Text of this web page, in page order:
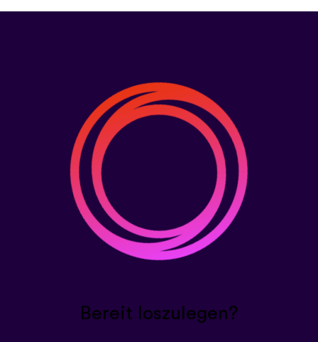
Bereit loszulegen?